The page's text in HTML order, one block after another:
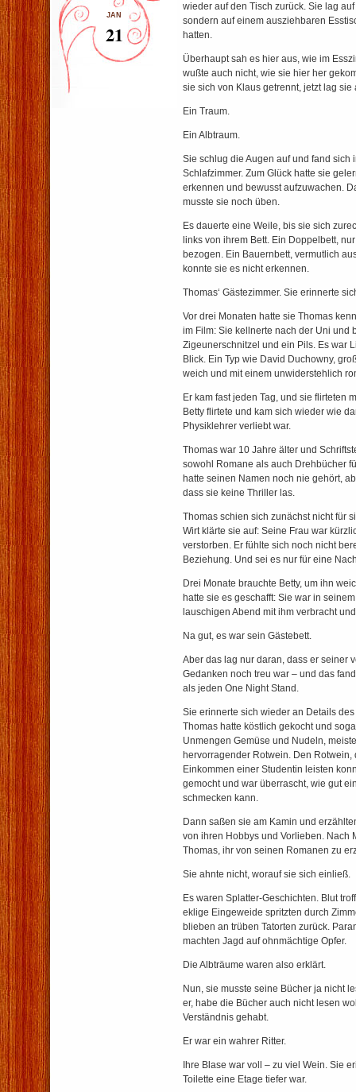
JAN
21
wieder auf den Tisch zurück. Sie lag
sondern auf einem ausziehbaren
hatten.
Überhaupt sah es hier aus, wie im
wußte auch nicht, wie sie hier her
sie sich von Klaus getrennt, jetzt lag sie
Ein Traum.
Ein Albtraum.
Sie schlug die Augen auf und fand sich
Schlafzimmer. Zum Glück hatte sie
erkennen und bewusst aufzuwachen.
musste sie noch üben.
Es dauerte eine Weile, bis sie sich
links von ihrem Bett. Ein Doppelbett,
bezogen. Ein Bauernbett, vermutlich
konnte sie es nicht erkennen.
Thomas‘ Gästezimmer. Sie erinnerte
Vor drei Monaten hatte sie Thomas
im Film: Sie kellnerte nach der Uni und
Zigeunerschnitzel und ein Pils. Es war
Blick. Ein Typ wie David Duchowny,
weich und mit einem unwiderstehlich
Er kam fast jeden Tag, und sie flirteten
Betty flirtete und kam sich wieder wie
Physiklehrer verliebt war.
Thomas war 10 Jahre älter und
sowohl Romane als auch Drehbücher
hatte seinen Namen noch nie gehört,
dass sie keine Thriller las.
Thomas schien sich zunächst nicht für
Wirt klärte sie auf: Seine Frau war
verstorben. Er fühlte sich noch nicht
Beziehung. Und sei es nur für eine
Drei Monate brauchte Betty, um ihn
hatte sie es geschafft: Sie war in
lauschigen Abend mit ihm verbracht
Na gut, es war sein Gästebett.
Aber das lag nur daran, dass er seiner
Gedanken noch treu war – und das
als jeden One Night Stand.
Sie erinnerte sich wieder an Details
Thomas hatte köstlich gekocht und
Unmengen Gemüse und Nudeln,
hervorragender Rotwein. Den
Einkommen einer Studentin leisten
gemocht und war überrascht, wie gut
schmecken kann.
Dann saßen sie am Kamin und
von ihren Hobbys und Vorlieben. Nach
Thomas, ihr von seinen Romanen zu
Sie ahnte nicht, worauf sie sich einließ.
Es waren Splatter-Geschichten. Blut
eklige Eingeweide spritzten durch
blieben an trüben Tatorten zurück.
machten Jagd auf ohnmächtige Opfer.
Die Albträume waren also erklärt.
Nun, sie musste seine Bücher ja nicht
er, habe die Bücher auch nicht lesen
Verständnis gehabt.
Er war ein wahrer Ritter.
Ihre Blase war voll – zu viel Wein. Sie
Toilette eine Etage tiefer war.